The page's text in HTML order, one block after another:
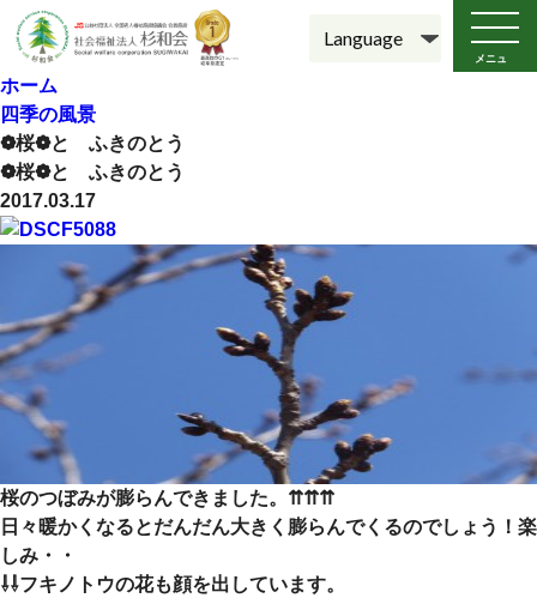
メニュ
ー
ホーム
四季の風景
❁桜❁と ふきのとう
❁桜❁と ふきのとう
2017.03.17
桜のつぼみが膨らんできました。⇈⇈⇈
日々暖かくなるとだんだん大きく膨らんでくるのでしょう！楽
しみ・・
⇩⇩フキノトウの花も顔を出しています。